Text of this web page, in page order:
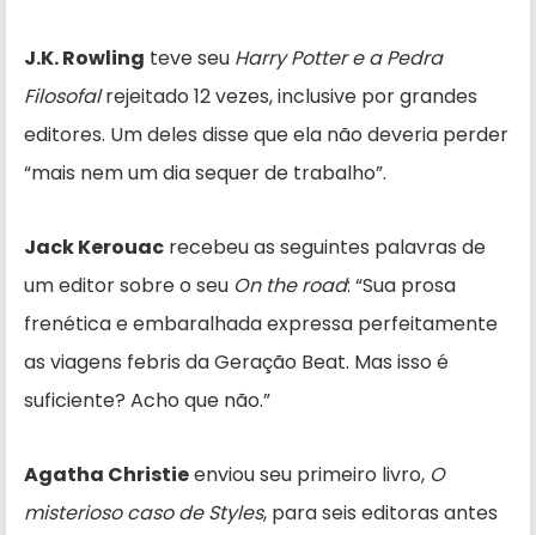
J.K. Rowling teve seu Harry Potter e a Pedra
Filosofalrejeitado 12 vezes, inclusive por grandes
editores. Um deles disse que ela não deveria perder
“mais nem um dia sequer de trabalho”.
Jack Kerouac recebeu as seguintes palavras de
um editor sobre o seu On the road: “Sua prosa
frenética e embaralhada expressa perfeitamente
as viagens febris da Geração Beat. Mas isso é
suficiente? Acho que não.”
Agatha Christieenviou seu primeiro livro, O
misterioso caso de Styles, para seis editoras antes